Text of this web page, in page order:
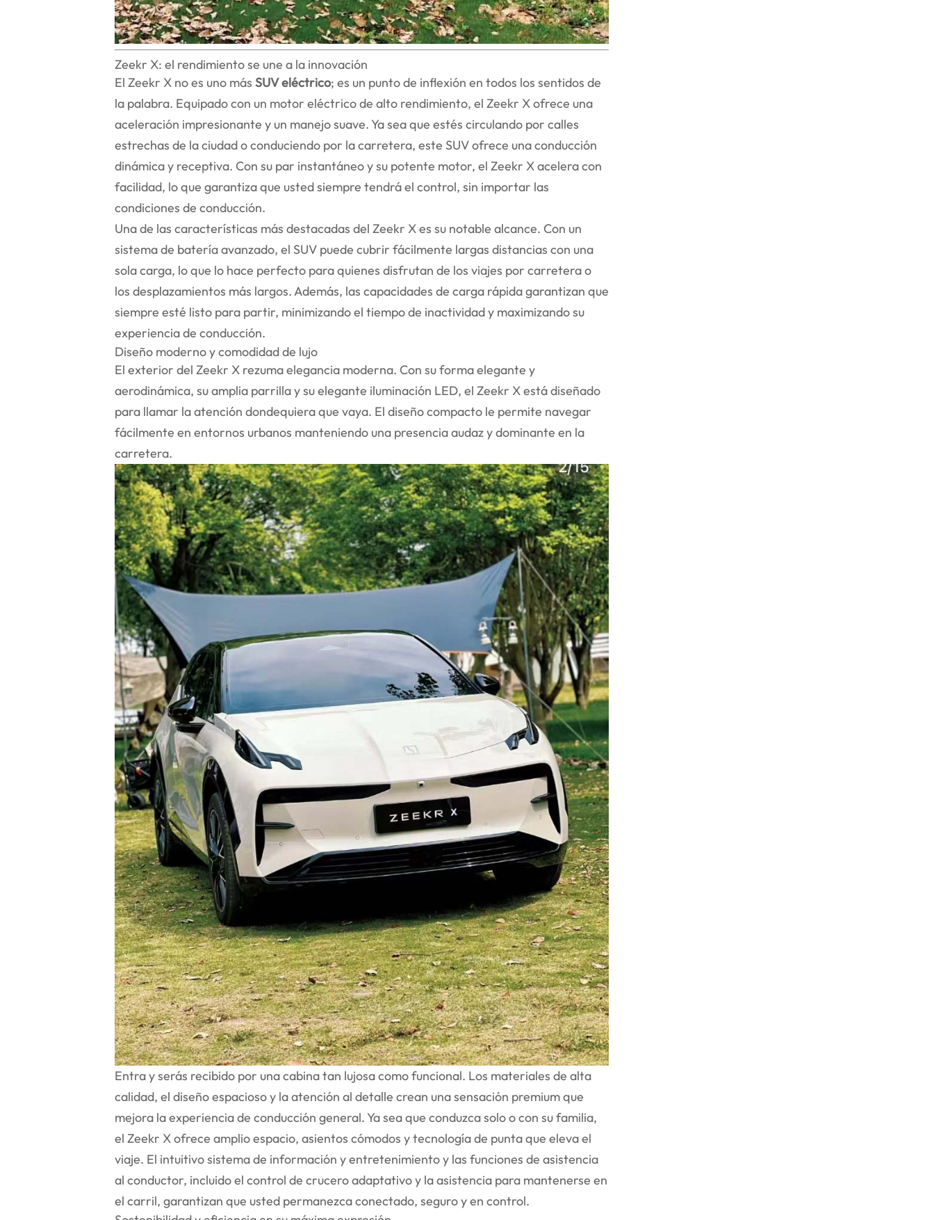
Zeekr X: el rendimiento se une a la innovación
El Zeekr X no es uno más SUV eléctrico; es un punto de inflexión en todos los sentidos de
la palabra. Equipado con un motor eléctrico de alto rendimiento, el Zeekr X ofrece una
aceleración impresionante y un manejo suave. Ya sea que estés circulando por calles
estrechas de la ciudad o conduciendo por la carretera, este SUV ofrece una conducción
dinámica y receptiva. Con su par instantáneo y su potente motor, el Zeekr X acelera con
facilidad, lo que garantiza que usted siempre tendrá el control, sin importar las
condiciones de conducción.
Una de las características más destacadas del Zeekr X es su notable alcance. Con un
sistema de batería avanzado, el SUV puede cubrir fácilmente largas distancias con una
sola carga, lo que lo hace perfecto para quienes disfrutan de los viajes por carretera o
los desplazamientos más largos. Además, las capacidades de carga rápida garantizan que
siempre esté listo para partir, minimizando el tiempo de inactividad y maximizando su
experiencia de conducción.
Diseño moderno y comodidad de lujo
El exterior del Zeekr X rezuma elegancia moderna. Con su forma elegante y
aerodinámica, su amplia parrilla y su elegante iluminación LED, el Zeekr X está diseñado
para llamar la atención dondequiera que vaya. El diseño compacto le permite navegar
fácilmente en entornos urbanos manteniendo una presencia audaz y dominante en la
carretera.
Entra y serás recibido por una cabina tan lujosa como funcional. Los materiales de alta
calidad, el diseño espacioso y la atención al detalle crean una sensación premium que
mejora la experiencia de conducción general. Ya sea que conduzca solo o con su familia,
el Zeekr X ofrece amplio espacio, asientos cómodos y tecnología de punta que eleva el
viaje. El intuitivo sistema de información y entretenimiento y las funciones de asistencia
al conductor, incluido el control de crucero adaptativo y la asistencia para mantenerse en
el carril, garantizan que usted permanezca conectado, seguro y en control.